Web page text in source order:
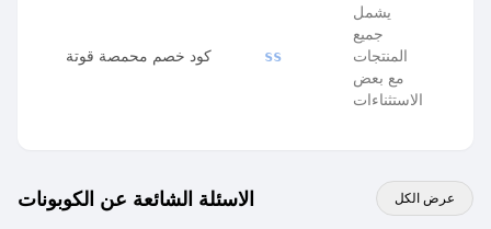
كود خصم محمصة قوتة ss
يشمل
جميع
المنتجات
مع بعض
الاستثناءات
الاسئلة الشائعة عن الكوبونات عرض الكل